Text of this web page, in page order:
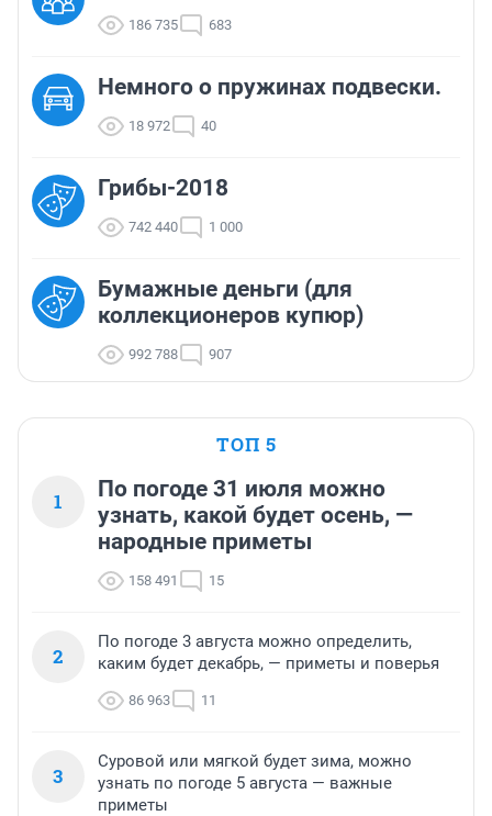
186 735 683
Немного о пружинах подвески.
18 972 40
Грибы-2018
742 440 1 000
Бумажные деньги (для
коллекционеров купюр)
992 788 907
ТОП 5
1
По погоде 31 июля можно
узнать, какой будет осень, —
народные приметы
158 491 15
2
По погоде 3 августа можно определить,
каким будет декабрь, — приметы и поверья
86 963 11
3
Суровой или мягкой будет зима, можно
узнать по погоде 5 августа — важные
приметы